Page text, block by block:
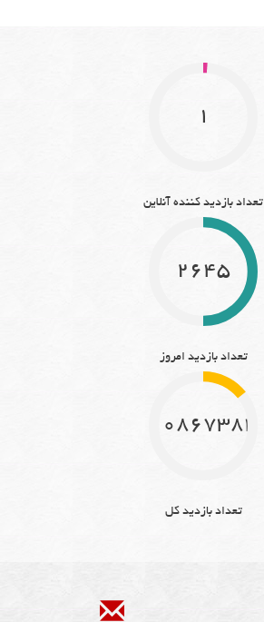
1
تعداد بازدید کننده آنلاین
2645
تعداد بازدید امروز
10867384
تعداد بازدید کل